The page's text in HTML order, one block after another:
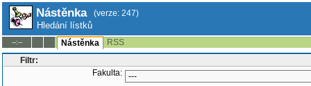
Nástěnka (verze: 247)
Hledání lístků
--:-- Nástěnka
RSS
Filtr:
Fakulta: